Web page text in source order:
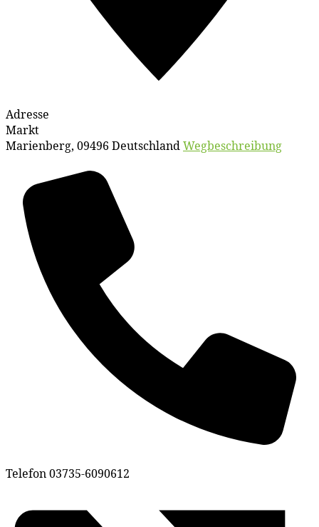
Adresse
Markt
Marienberg, 09496 DeutschlandWegbeschreibung
Telefon03735-6090612